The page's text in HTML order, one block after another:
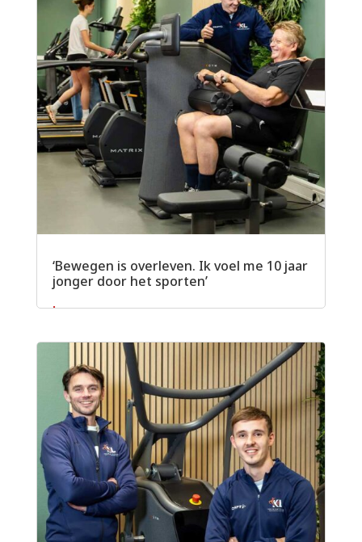
‘Bewegen is overleven. Ik voel me 10 jaar
jonger door het sporten’
Lees meer